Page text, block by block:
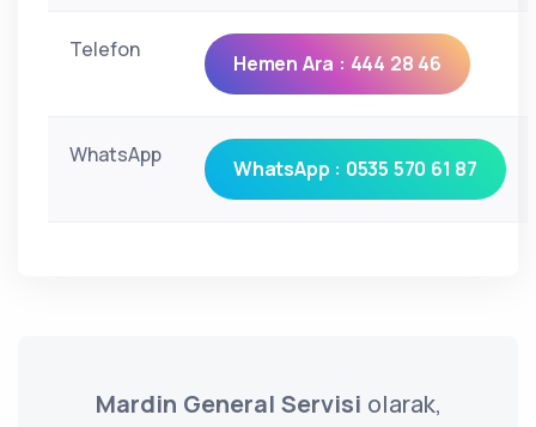
Telefon
Hemen Ara : 444 28 46
WhatsApp
WhatsApp : 0535 570 61 87
Mardin General Servisi olarak,